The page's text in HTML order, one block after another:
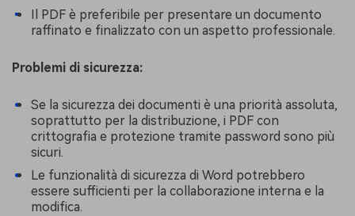
Il PDF è preferibile per presentare un documento
raffinato e finalizzato con un aspetto professionale.
Problemi di sicurezza:
Se la sicurezza dei documenti è una priorità assoluta,
soprattutto per la distribuzione, i PDF con
crittografia e protezione tramite password sono più
sicuri.
Le funzionalità di sicurezza di Word potrebbero
essere sufficienti per la collaborazione interna e la
modifica.